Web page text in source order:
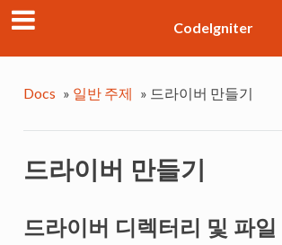
CodeIgniter
Docs » 일반 주제 » 드라이버 만들기
드라이버 만들기
드라이버 디렉터리 및 파